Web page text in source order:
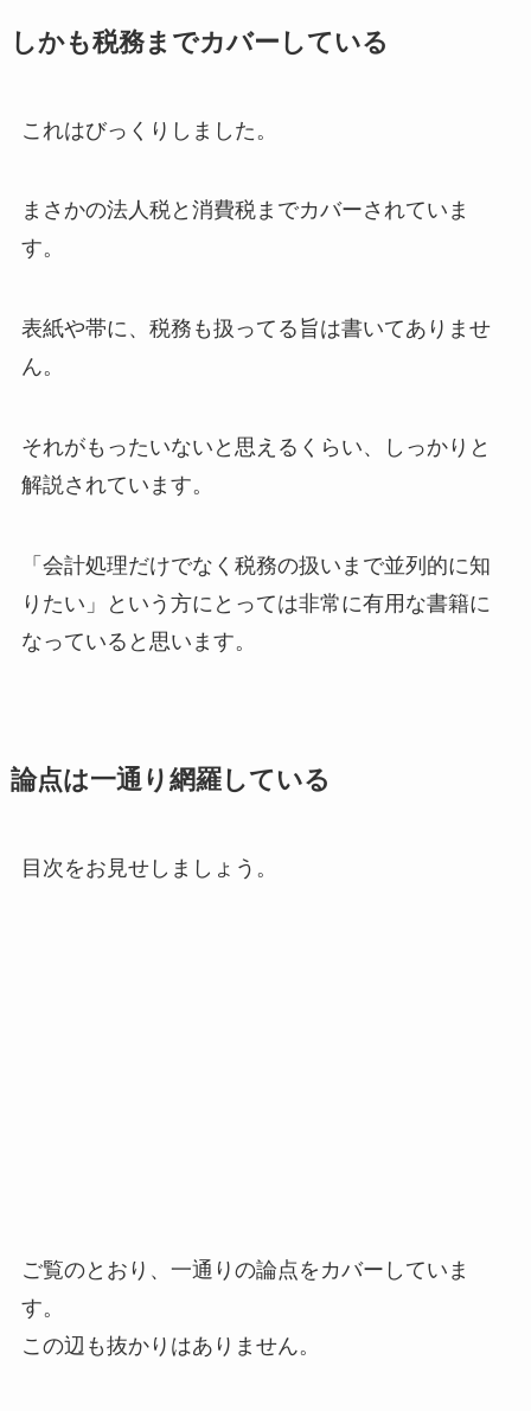
しかも税務までカバーしている
これはびっくりしました。
まさかの法人税と消費税までカバーされていま
す。
表紙や帯に、税務も扱ってる旨は書いてありませ
ん。
それがもったいないと思えるくらい、しっかりと
解説されています。
「会計処理だけでなく税務の扱いまで並列的に知
りたい」という方にとっては非常に有用な書籍に
なっていると思います。
論点は一通り網羅している
目次をお見せしましょう。
ご覧のとおり、 一通りの論点をカバー していま
す。
この辺も抜かりはありません。